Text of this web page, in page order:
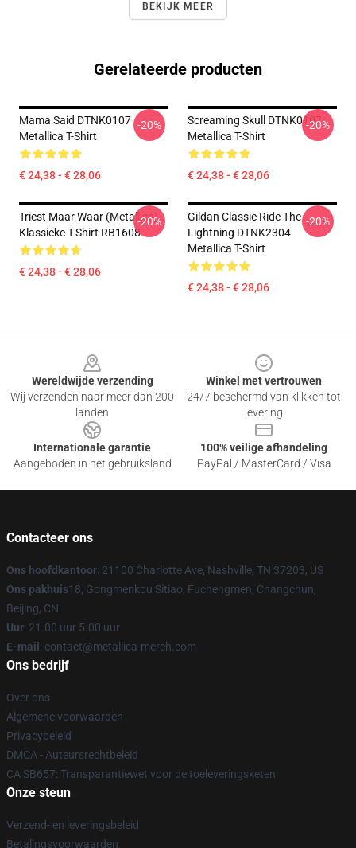
BEKIJK MEER
Gerelateerde producten
Mama Said DTNK0107
Metallica T-Shirt
€ 24,38 - € 28,06
-20%
Screaming Skull DTNK0107
Metallica T-Shirt
€ 24,38 - € 28,06
-20%
Triest Maar Waar (Metallica)
Klassieke T-Shirt RB1608
€ 24,38 - € 28,06
-20%
Gildan Classic Ride The
Lightning DTNK2304
Metallica T-Shirt
€ 24,38 - € 28,06
-20%
Wereldwijde verzending
Wij verzenden naar meer dan 200
landen
Winkel met vertrouwen
24/7 beschermd van klikken tot
levering
Internationale garantie
Aangeboden in het gebruiksland
100% veilige afhandeling
PayPal / MasterCard / Visa
Contacteer ons
Ons hoofdkantoor: 21100 Charlotte Ave, Nashville, TN 37203, US
Ons pakhuis18, Gongmenkou Sitiao, Fuchengmen, Changchun,
Beijing, CN
Uur: 21.00 uur 5.00 uur
E-mail : contact@metallica-merch.com
Ons bedrijf
Over ons
Algemene voorwaarden
Privacybeleid
DMCA - Auteursrechtbeleid
CA SB657: Transparantiewet voor de toeleveringsketen
Onze steun
Verzend- en leveringsbeleid
Betalingsvoorwaarden